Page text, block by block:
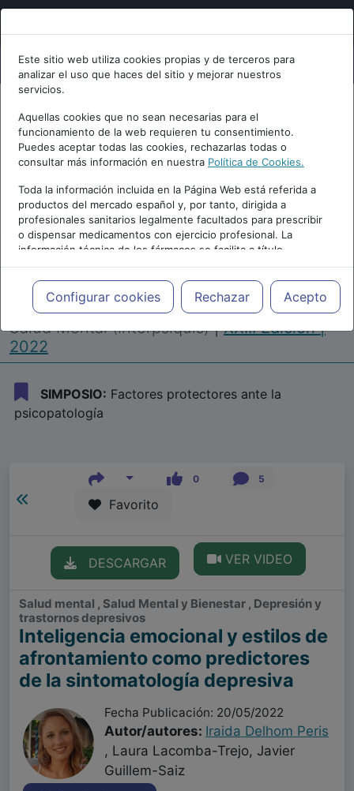
Este sitio web utiliza cookies propias y de terceros para
analizar el uso que haces del sitio y mejorar nuestros
servicios.
Aquellas cookies que no sean necesarias para el
funcionamiento de la web requieren tu consentimiento.
Puedes aceptar todas las cookies, rechazarlas todas o
consultar más información en nuestra Política de Cookies.
Toda la información incluida en la Página Web está referida a
productos del mercado español y, por tanto, dirigida a
profesionales sanitarios legalmente facultados para prescribir
o dispensar medicamentos con ejercicio profesional. La
información técnica de los fármacos se facilita a título
meramente informativo, siendo responsabilidad de los
profesionales facultados prescribir medicamentos y decidir, en
cada caso concreto, el tratamiento más adecuado a las
necesidades del paciente.
Configurar cookies Rechazar Acepto
Repositorio de Artículos |Congreso Virtual
Internacional de Psiquiatría, Psicología y
Salud Mental (Interpsiquis)|XXIII Edición |
2022
SIMPOSIO: Factores protectores ante la
psicopatología
0 5
Favorito
DESCARGAR VER VIDEO
Salud mental , Salud Mental y Bienestar , Depresión y
trastornos depresivos
Inteligencia emocional y estilos de
afrontamiento como predictores
de la sintomatología depresiva
Fecha Publicación: 20/05/2022
Autor/autores: Iraida Delhom Peris
, Laura Lacomba-Trejo, Javier
Guillem-Saiz